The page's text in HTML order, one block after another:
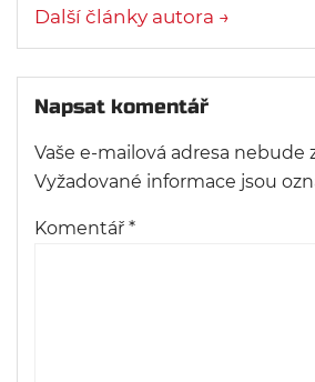
Další články autora →
Napsat komentář
Vaše e-mailová adresa nebude
Vyžadované informace jsou
Komentář *